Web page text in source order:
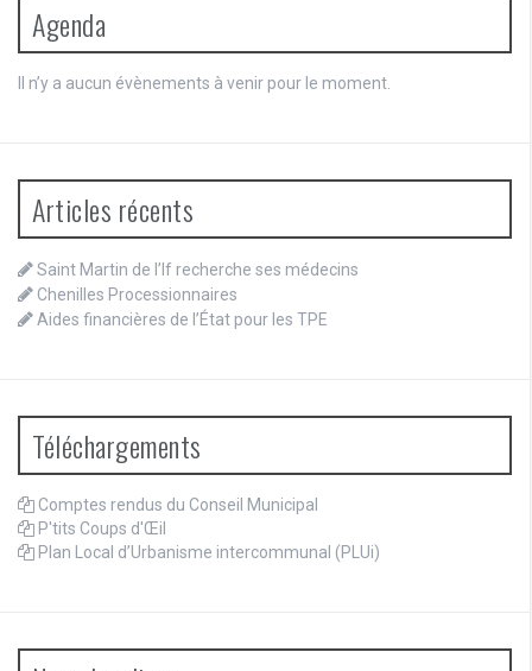
Agenda
Il n’y a aucun évènements à venir pour le moment.
Articles récents
Saint Martin de l’If recherche ses médecins
Chenilles Processionnaires
Aides financières de l’État pour les TPE
Téléchargements
Comptes rendus du Conseil Municipal
P'tits Coups d'Œil
Plan Local d’Urbanisme intercommunal (PLUi)